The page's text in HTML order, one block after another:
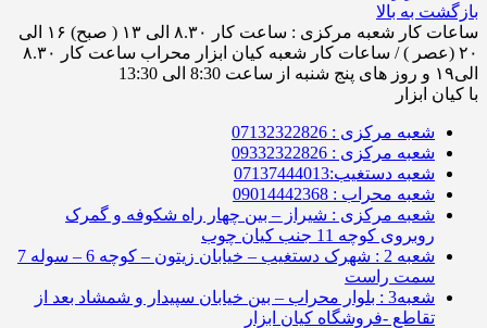
بازگشت به بالا
ساعات کار شعبه مرکزی : ساعت کار ۸.۳۰ الی ۱۳ ( صبح) ۱۶ الی
۲۰ (عصر ) / ساعات کار شعبه کیان ابزار محراب ساعت کار ۸.۳۰
الی۱۹ و روز های پنج شنبه از ساعت 8:30 الی 13:30
با کیان ابزار
شعبه مرکزی : 07132322826
شعبه مرکزی : 09332322826
شعبه دستغیب:07137444013
شعبه محراب : 09014442368
شعبه مرکزی : شیراز – بین چهار راه شکوفه و گمرک
روبروی کوچه 11 جنب کیان چوب
شعبه 2 : شهرک دستغیب – خیابان زیتون – کوچه 6 – سوله 7
سمت راست
شعبه3 : بلوار محراب – بین خیابان سپیدار و شمشاد بعد از
تقاطع -فروشگاه کیان ابزار